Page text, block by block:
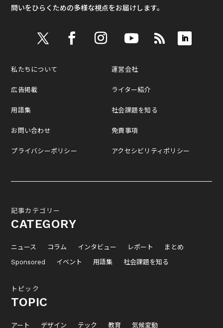
問いをひらくための多様な視点をお届けします。
私たちについて
広告掲載
用語集
お問い合わせ
プライバシーポリシー
運営会社
ライター紹介
社会課題を知る
免責事項
アクセシビリティポリシー
記事カテゴリー
CATEGORY
ニュース コラム インタビュー レポート
まとめ
Sponsored
イベント 用語集 社会課題を知る
トピック
TOPIC
アート デザイン テック 教育 気候変動